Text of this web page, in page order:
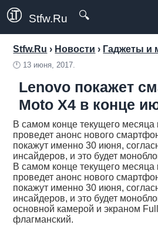
Stfw.Ru 🔍
Stfw.Ru › Новости › Гаджеты и
🕛 13 июня, 2017.
Lenovo покажет
Moto X4 в конце
В самом конце текущего
проведет анонс нового
покажут именно 30 июня,
инсайдеров, и это будет
В самом конце текущего
проведет анонс нового
покажут именно 30 июня,
инсайдеров, и это будет
основной камерой и экраном
флагманский.